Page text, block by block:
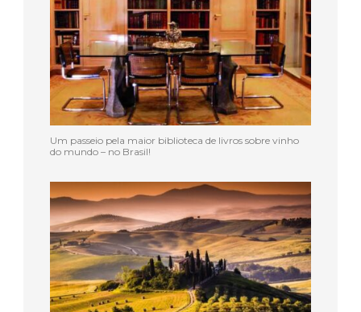
Um passeio pela maior biblioteca de livros sobre vinho
do mundo – no Brasil!